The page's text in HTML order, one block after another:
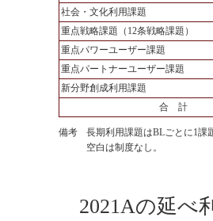
社会・文化利用課題
重点戦略課題（12条戦略課題）
重点パワーユーザー課題
重点パートナーユーザー課題
新分野創成利用課題
合 計
備考
長期利用課題はBLごとに1課
空白は制度なし。
2021Aの延べ